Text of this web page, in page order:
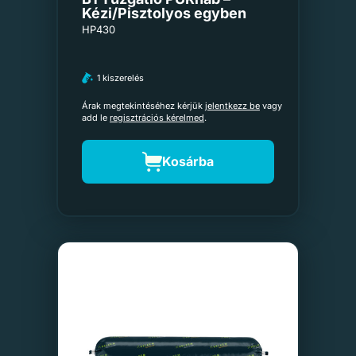
Kézi/Pisztolyos egyben
HP430
1 kiszerelés
Árak megtekintéséhez kérjük jelentkezz be vagy
add le regisztrációs kérelmed.
Kosárba